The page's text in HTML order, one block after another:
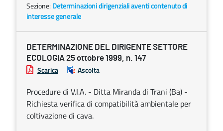
Sezione: Determinazioni dirigenziali aventi contenuto di
interesse generale
DETERMINAZIONE DEL DIRIGENTE SETTORE
ECOLOGIA 25 ottobre 1999, n. 147
Scarica Ascolta
Procedure di V.I.A. - Ditta Miranda di Trani (Ba) -
Richiesta verifica di compatibilità ambientale per
coltivazione di cava.